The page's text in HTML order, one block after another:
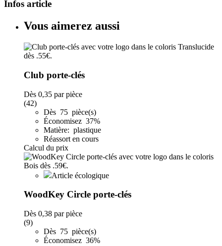
Infos article
Vous aimerez aussi
Club porte-clés
Dès 0,35 par pièce
(42)
Dès 75 pièce(s)
Économisez 37%
Matière: plastique
Réassort en cours
Calcul du prix
Article écologique
WoodKey Circle porte-clés
Dès 0,38 par pièce
(9)
Dès 75 pièce(s)
Économisez 36%